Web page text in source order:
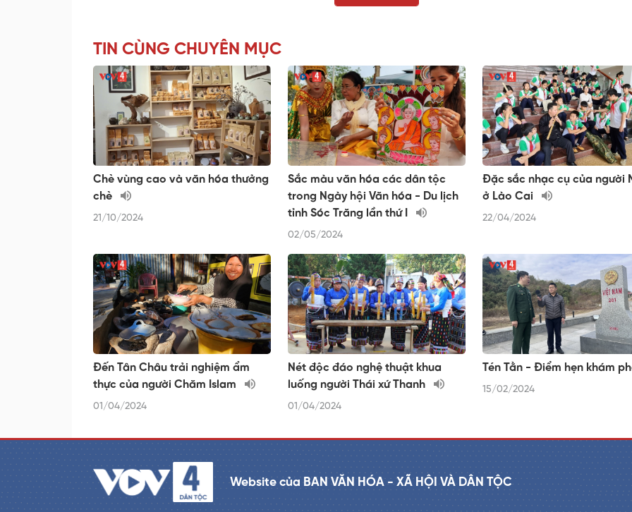
TIN CÙNG CHUYÊN MỤC
Chè vùng cao và văn hóa thưởng
chè
21/10/2024
Sắc màu văn hóa các dân tộc
trong Ngày hội Văn hóa - Du lịch
tỉnh Sóc Trăng lần thứ I
02/05/2024
Đặc sắc nhạc cụ của người
ở Lào Cai
22/04/2024
Đến Tân Châu trải nghiệm ẩm
thực của người Chăm Islam
01/04/2024
Nét độc đáo nghệ thuật khua
luống người Thái xứ Thanh
01/04/2024
Tén Tằn - Điểm hẹn khám
15/02/2024
Website của BAN VĂN HÓA - XÃ HỘI VÀ DÂN TỘC